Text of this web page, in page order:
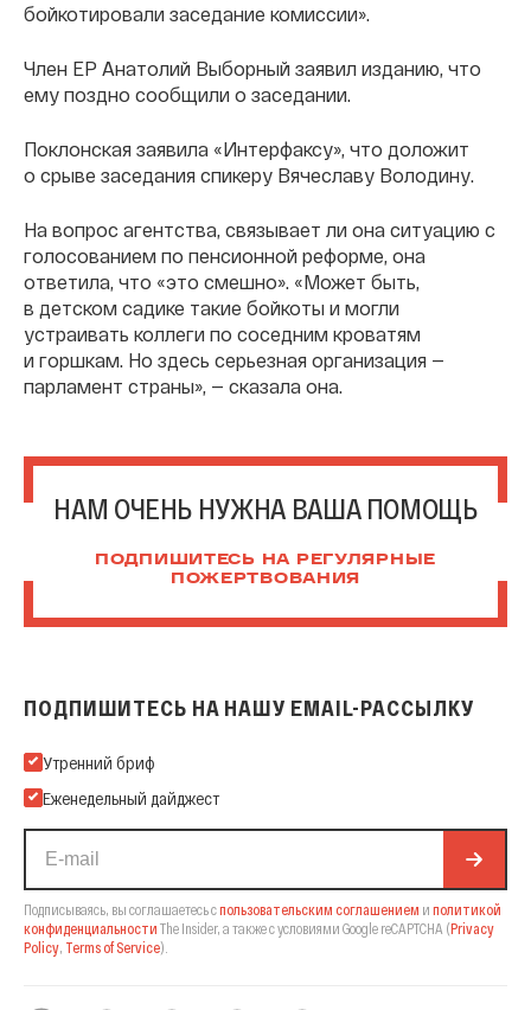
бойкотировали заседание комиссии».
Член ЕР Анатолий Выборный заявил изданию, что
ему поздно сообщили о заседании.
Поклонская заявила «Интерфаксу», что доложит
о срыве заседания спикеру Вячеславу Володину.
На вопрос агентства, связывает ли она ситуацию с
голосованием по пенсионной реформе, она
ответила, что «это смешно». «Может быть,
в детском садике такие бойкоты и могли
устраивать коллеги по соседним кроватям
и горшкам. Но здесь серьезная организация —
парламент страны», — сказала она.
НАМ ОЧЕНЬ НУЖНА ВАША ПОМОЩЬ
ПОДПИШИТЕСЬ НА РЕГУЛЯРНЫЕ
ПОЖЕРТВОВАНИЯ
ПОДПИШИТЕСЬ НА НАШУ EMAIL-РАССЫЛКУ
Подпишитесь на нашу Email-рассылку
Утренний бриф
Еженедельный дайджест
Подписываясь, вы соглашаетесь спользовательским соглашением и политикой
конфиденциальности The Insider, а также с условиями Google reCAPTCHA (Privacy
Policy Terms of Service).